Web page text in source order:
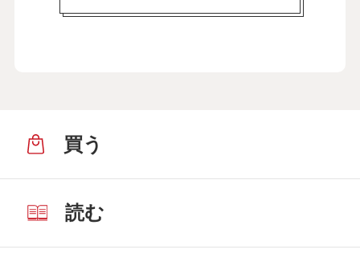
買う
読む